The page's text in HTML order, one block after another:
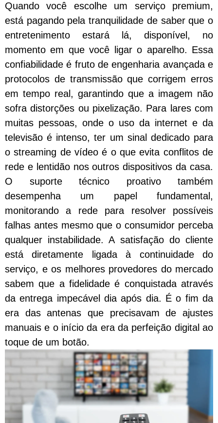
Quando você escolhe um serviço premium,
está pagando pela tranquilidade de saber que o
entretenimento estará lá, disponível, no
momento em que você ligar o aparelho. Essa
confiabilidade é fruto de engenharia avançada e
protocolos de transmissão que corrigem erros
em tempo real, garantindo que a imagem não
sofra distorções ou pixelização. Para lares com
muitas pessoas, onde o uso da internet e da
televisão é intenso, ter um sinal dedicado para
o streaming de vídeo é o que evita conflitos de
rede e lentidão nos outros dispositivos da casa.
O suporte técnico proativo também
desempenha um papel fundamental,
monitorando a rede para resolver possíveis
falhas antes mesmo que o consumidor perceba
qualquer instabilidade. A satisfação do cliente
está diretamente ligada à continuidade do
serviço, e os melhores provedores do mercado
sabem que a fidelidade é conquistada através
da entrega impecável dia após dia. É o fim da
era das antenas que precisavam de ajustes
manuais e o início da era da perfeição digital ao
toque de um botão.